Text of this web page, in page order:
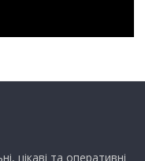
цікаві та оперативні